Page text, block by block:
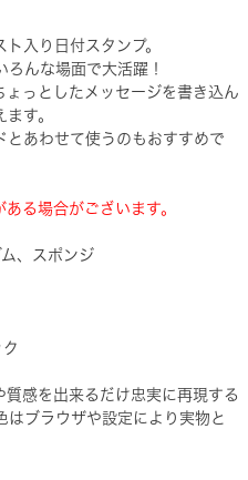
入り日付スタンプ。
んな場面で大活躍！
ょっとしたメッセージを書き込ん
す。
とあわせて使うのもおすすめで
る場合がございます。
、スポンジ
感を出来るだけ忠実に再現する
はブラウザや設定により実物と